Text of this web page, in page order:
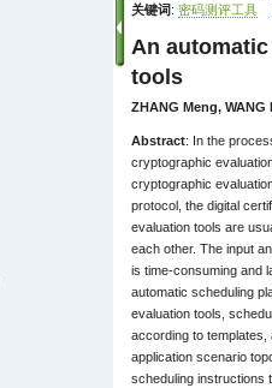
关键词 : 密码测评工具
An
tools
ZHANG Meng, WANG
Abstract: In the
cryptographic
cryptographic
protocol, the digital
evaluation tools are
each other. The input
is time-consuming and
automatic scheduling
evaluation tools,
according to
application scenario
scheduling instructions